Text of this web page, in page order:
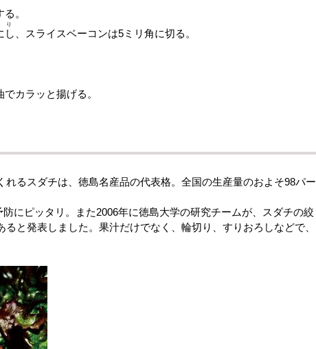
。
し
、スライスベーコンは5ミリ角に切る。
カラッと揚げる。
れるスダチは、徳島名産品の代表格。全国の生産量のおよそ98パー
にピッタリ。また2006年に徳島大学の研究チームが、スダチの絞
と発表しました。果汁だけでなく、輪切り、すりおろしなどで、